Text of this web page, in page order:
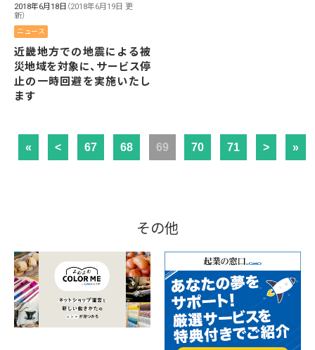
2018年6月18日 （2018年6月19日 更
新）
ニュース
近畿地方での地震による被
災地域を対象に、サービス停
止の一時回避を実施いたし
ます
« < 67 68 69 70 71 > »
その他